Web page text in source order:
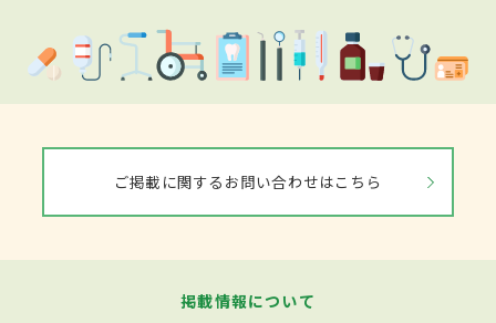
ご掲載に関するお問い合わせはこちら
掲載情報について